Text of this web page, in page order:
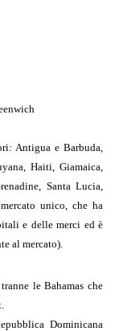
Antigua e Barbuda,
Haiti, Giamaica,
Santa Lucia,
unico, che ha
e delle merci ed è
al mercato).
tranne le Bahamas che
Dominicana